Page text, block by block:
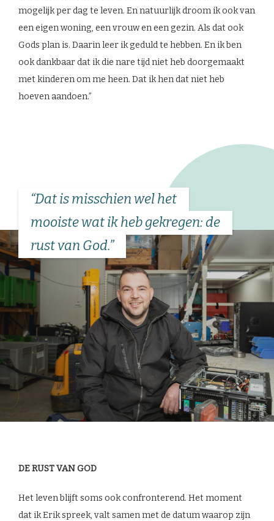
mogelijk per dag te leven. En natuurlijk droom ik ook van
een eigen woning, een vrouw en een gezin. Als dat ook
Gods plan is. Daarin leer ik geduld te hebben. En ik ben
ook dankbaar dat ik die nare tijd niet heb doorgemaakt
met kinderen om me heen. Dat ik hen dat niet heb
hoeven aandoen.”
“Dat is misschien wel het
mooiste wat ik heb gekregen: de
rust van God.”
DE RUST VAN GOD
Het leven blijft soms ook confronterend. Het moment
dat ik Erik spreek, valt samen met de datum waarop zijn